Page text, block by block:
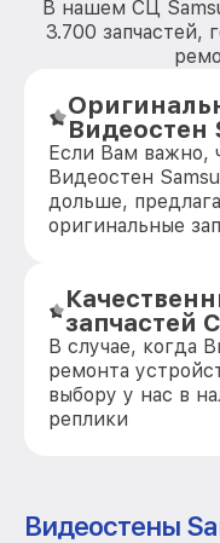
В нашем СЦ
3.700 запчастей,
Видеостен
Если Вам важно,
Видеостен
дольше,
оригинальные
запчастей
В случае, когда
ремонта
выбору у нас в
реплики
Видеостены